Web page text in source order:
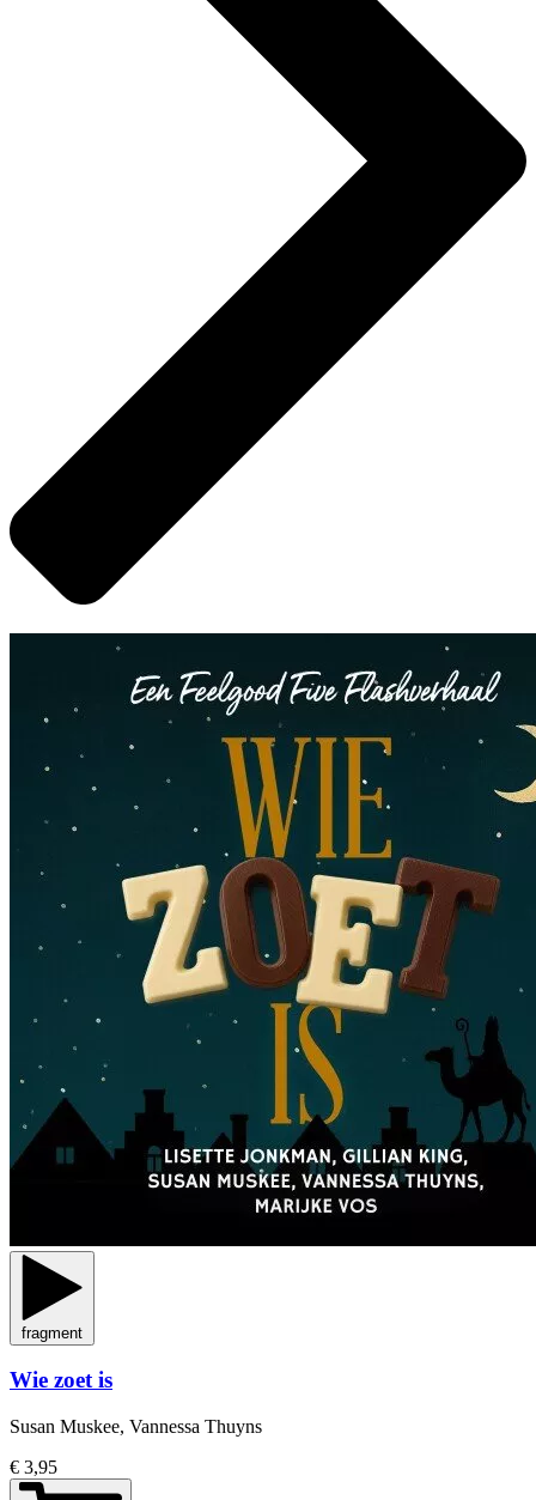
fragment
Wie zoet is
Susan Muskee, Vannessa Thuyns
€ 3,95